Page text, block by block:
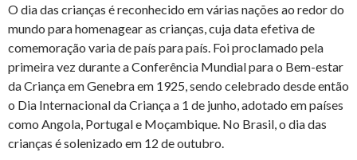
O dia das crianças é reconhecido em várias nações ao redor do
mundo para homenagear as crianças, cuja data efetiva de
comemoração varia de país para país. Foi proclamado pela
primeira vez durante a Conferência Mundial para o Bem-estar
da Criança em Genebra em 1925, sendo celebrado desde então
o Dia Internacional da Criança a 1 de junho, adotado em países
como Angola, Portugal e Moçambique. No Brasil, o dia das
crianças é solenizado em 12 de outubro.